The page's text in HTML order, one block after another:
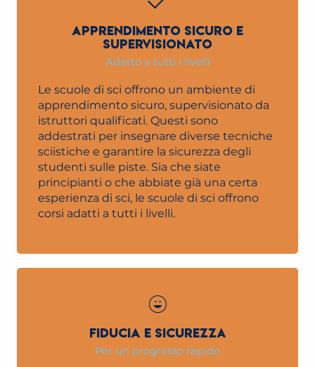
APPRENDIMENTO SICURO E
SUPERVISIONATO
Adatto a tutti i livelli
Le scuole di sci offrono un ambiente di
apprendimento sicuro, supervisionato da
istruttori qualificati. Questi sono
addestrati per insegnare diverse tecniche
sciistiche e garantire la sicurezza degli
studenti sulle piste. Sia che siate
principianti o che abbiate già una certa
esperienza di sci, le scuole di sci offrono
corsi adatti a tutti i livelli.
FIDUCIA E SICUREZZA
Per un progresso rapido